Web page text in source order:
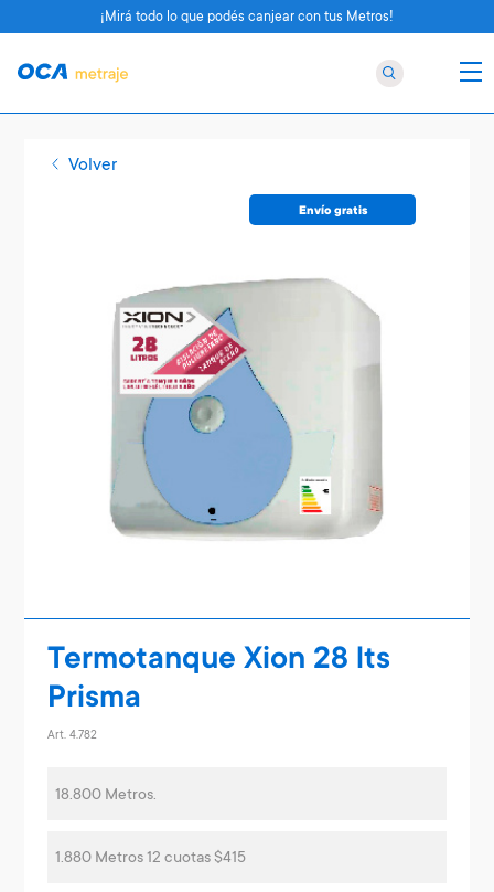
Volver
Envío gratis
Termotanque Xion 28 lts
Prisma
Art. 4.782
18.800 Metros.
1.880 Metros 12 cuotas $415
¡Mirá todo lo que podés canjear con tus Metros!